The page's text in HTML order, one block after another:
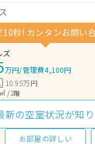
10秒! カンタンお問い
ズ
万円/管理費4,100円
10.95万円
/ 2階
新の空室状況が知
お部屋の詳しい